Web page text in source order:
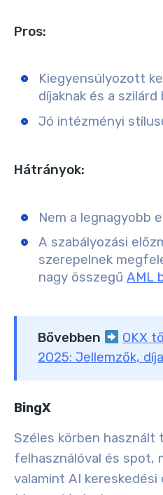
Pros:
Kiegyensúlyozott
díjaknak és a
Jó intézményi
Hátrányok:
Nem a legnagyobb
A szabályozási
szerepelnek
nagy összegű AML
Bővebben
OKX
2025: Jellemzők,
BingX
Széles körben használt
felhasználóval és spot,
valamint AI kereskedési